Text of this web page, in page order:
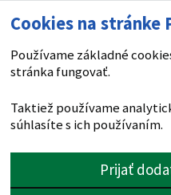
Cookies na stránke
Používame základné
stránka fungovať.
Taktiež používame
súhlasíte s ich používaním.
Prijať